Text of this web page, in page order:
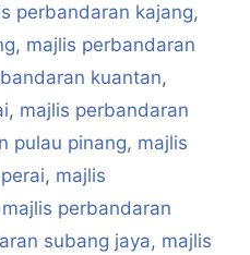
perbandaran kajang,
, majlis perbandaran
kuantan,
, majlis perbandaran
pulau pinang, majlis
, majlis
majlis perbandaran
subang jaya, majlis